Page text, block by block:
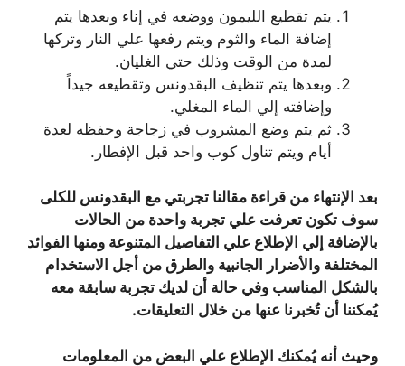
يتم تقطيع الليمون ووضعه في إناء وبعدها يتم
إضافة الماء والثوم ويتم رفعها علي النار وتركها
لمدة من الوقت وذلك حتي الغليان.
وبعدها يتم تنظيف البقدونس وتقطيعه جيداً
وإضافته إلي الماء المغلي.
ثم يتم وضع المشروب في زجاجة وحفظه لعدة
أيام ويتم تناول كوب واحد قبل الإفطار.
بعد الإنتهاء من قراءة مقالنا تجربتي مع البقدونس للكلى
سوف تكون تعرفت علي تجربة واحدة من الحالات
بالإضافة إلي الإطلاع علي التفاصيل المتنوعة ومنها الفوائد
المختلفة والأضرار الجانبية والطرق من أجل الاستخدام
بالشكل المناسب وفي حالة أن لديك تجربة سابقة معه
يُمكننا أن تُخبرنا عنها من خلال التعليقات.
وحيث أنه يُمكنك الإطلاع علي البعض من المعلومات